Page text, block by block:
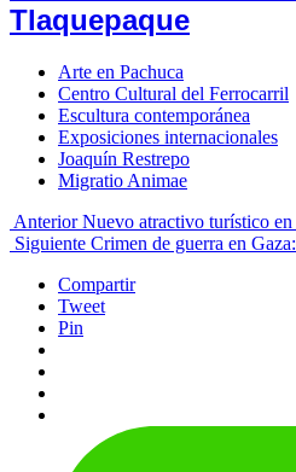
Tlaquepaque
Arte en Pachuca
Centro Cultural del Ferrocarril
Escultura contemporánea
Exposiciones internacionales
Joaquín Restrepo
Migratio Animae
Anterior Nuevo atractivo turístico
Siguiente Crimen de guerra en
Compartir
Tweet
Pin